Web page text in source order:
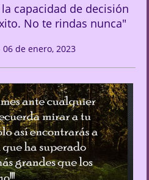
capacidad de decisión
No te rindas nunca"
06 de enero, 2023